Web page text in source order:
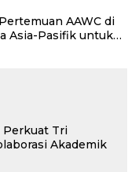
Asia-Pasifik untuk
Perkuat Tri
Akademik